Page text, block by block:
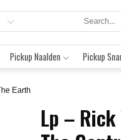
Pickup Naalden Pickup
Earth
Lp –